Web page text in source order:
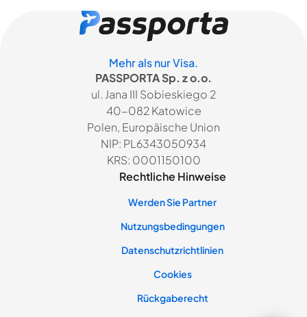
Mehr als nur Visa.
PASSPORTA Sp. z o.o.
ul. Jana III Sobieskiego 2
40-082 Katowice
Polen, Europäische Union
NIP: PL6343050934
KRS: 0001150100
Rechtliche Hinweise
Werden Sie Partner
Nutzungsbedingungen
Datenschutzrichtlinien
Cookies
Rückgaberecht